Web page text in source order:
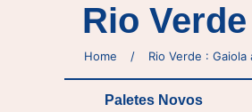
Rio
Home / Rio Verde : Gaiola
Paletes Novos